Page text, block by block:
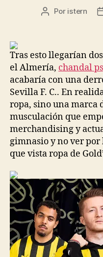
Autor
Por istern
Tras esto llegarían
el Almería, chandal
acabaría con una
Sevilla F. C.. En
ropa, sino una marca
musculación que
merchandising y
gimnasio y no ver por
que vista ropa de